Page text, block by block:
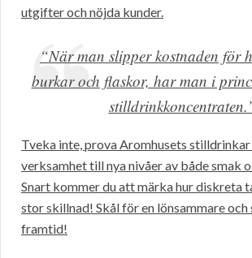
utgifter och nöjda kunder.
“När man slipper kostnaden för
burkar och flaskor, har man i
Tveka inte, prova Aromhusets
verksamhet till nya nivåer av både smak
Snart kommer du att märka hur diskreta
stor skillnad! Skål för en lönsammare
framtid!